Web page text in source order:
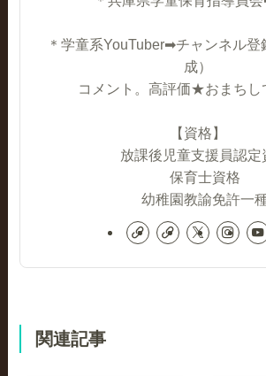
＊学童系YouTuber➡チャンネル登
成）
コメント。高評価★おまち
【資格】
放課後児童支援員認定
保育士資格
幼稚園教諭免許一
関連記事